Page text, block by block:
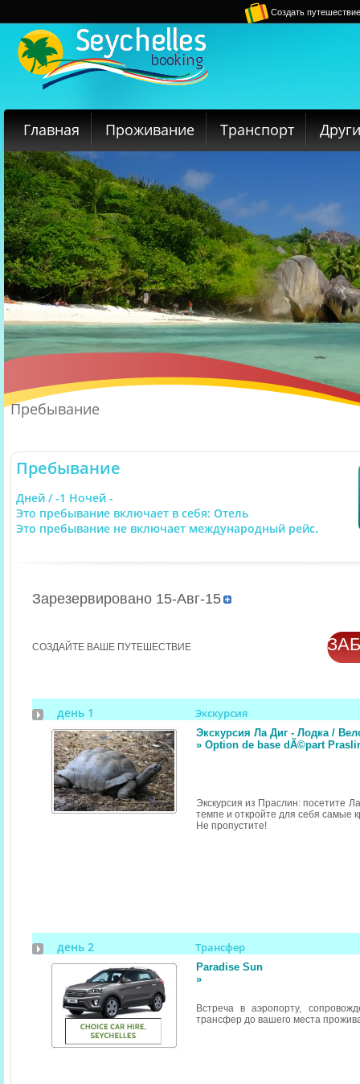
Создать
Главная Проживание Транспорт
Пребывание
Пребывание
Дней / -1 Ночей -
Это пребывание включает в себя: Отель
Это пребывание не включает международный рейс.
Зарезервировано 15-Авг-15
СОЗДАЙТЕ ВАШЕ ПУТЕШЕСТВИЕ
день 1 Экскурсия
Экскурсия Ла Диг - Лодка /
» Option de base dÃ©part
Экскурсия из Праслин: посетите
темпе и откройте для себя самые
Не пропустите!
день 2 Трансфер
Paradise Sun
»
Встреча в аэропорту,
трансфер до вашего места